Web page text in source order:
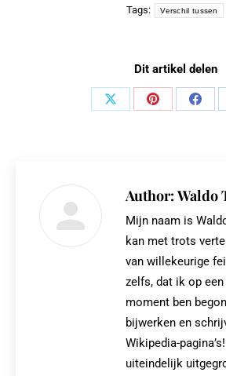
Tags: Verschil tussen
Dit artikel delen
Share
Share
Share
Author: Waldo
Mijn naam is
kan met trots
van willekeurige
zelfs, dat ik op een
moment ben
bijwerken en
Wikipedia-
uiteindelijk